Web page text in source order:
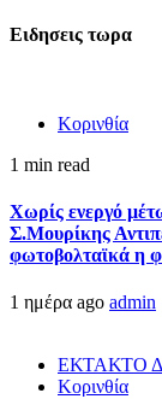
Ειδησεις τωρα
Κορινθία
1 min read
Χωρίς ενεργό
Σ.Μουρίκης
φωτοβολταϊκά η
1 ημέρα ago admin
ΕΚΤΑΚΤΟ
Κορινθία